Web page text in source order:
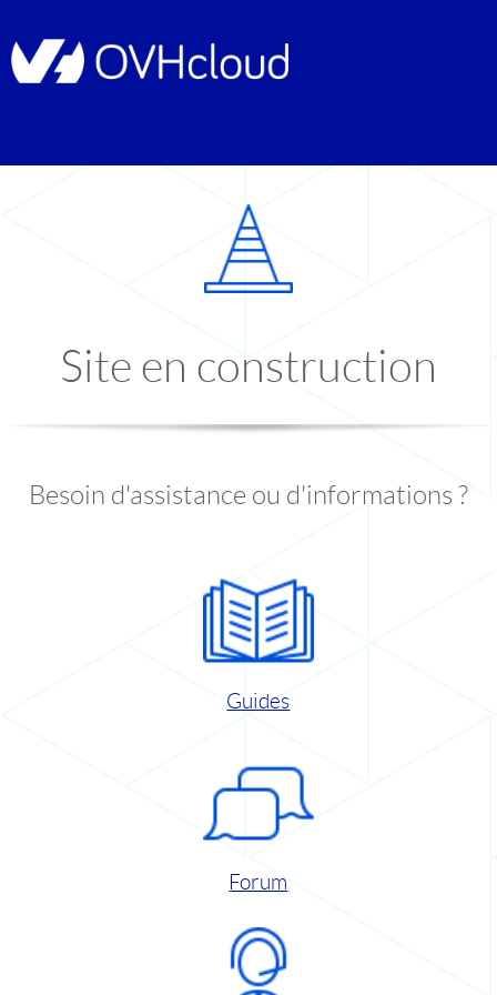
Site en construction
Besoin d'assistance ou d'informations ?
Guides
Forum